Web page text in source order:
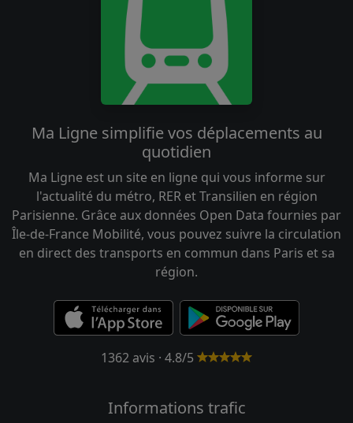
Ma Ligne simplifie vos déplacements au
quotidien
Ma Ligne est un site en ligne qui vous informe sur
l'actualité du métro, RER et Transilien en région
Parisienne. Grâce aux données Open Data fournies par
Île-de-France Mobilité, vous pouvez suivre la circulation
en direct des transports en commun dans Paris et sa
région.
1362 avis · 4.8/5
Informations trafic